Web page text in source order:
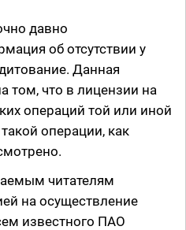
давно
об отсутствии у
Данная
том, что в лицензии на
операций той или иной
операции, как
читателям
на осуществление
известного ПАО